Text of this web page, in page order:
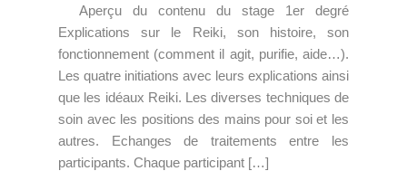
Aperçu du contenu du stage 1er degré
Explications sur le Reiki, son histoire, son
fonctionnement (comment il agit, purifie, aide…).
Les quatre initiations avec leurs explications ainsi
que les idéaux Reiki. Les diverses techniques de
soin avec les positions des mains pour soi et les
autres. Echanges de traitements entre les
participants. Chaque participant […]